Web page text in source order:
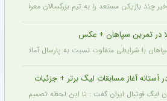
چند بازیکن مستعد را به تیم بزرگسالان معرفی
در تمرین سپاهان + عکس
با شرایطی متفاوت نسبت به پارسال آماده شروع
آستانه آغاز مسابقات لیگ برتر + جزئیات
لیگ فوتبال ایران گفت : تا این لحظه تصمیم بر این